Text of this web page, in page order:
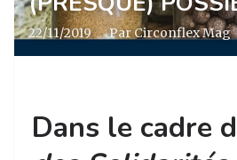
22/11/2019 · Par Circonflex Mag
Dans le cadre